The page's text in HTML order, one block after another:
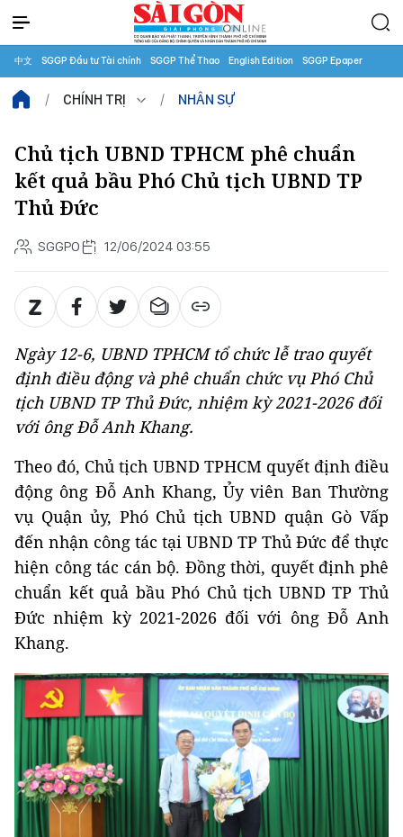
中文 SGGP Đầu tư Tài chính SGGP Thể Thao English Edition SGGP Epaper
CHÍNH TRỊ NHÂN SỰ
Chủ tịch UBND TPHCM phê chuẩn
kết quả bầu Phó Chủ tịch UBND TP
Thủ Đức
SGGPO 12/06/2024 03:55
Ngày 12-6, UBND TPHCM tổ chức lễ trao quyết
định điều động và phê chuẩn chức vụ Phó Chủ
tịch UBND TP Thủ Đức, nhiệm kỳ 2021-2026 đối
với ông Đỗ Anh Khang.
Theo đó, Chủ tịch UBND TPHCM quyết định điều
động ông Đỗ Anh Khang, Ủy viên Ban Thường
vụ Quận ủy, Phó Chủ tịch UBND quận Gò Vấp
đến nhận công tác tại UBND TP Thủ Đức để thực
hiện công tác cán bộ. Đồng thời, quyết định phê
chuẩn kết quả bầu Phó Chủ tịch UBND TP Thủ
Đức nhiệm kỳ 2021-2026 đối với ông Đỗ Anh
Khang.